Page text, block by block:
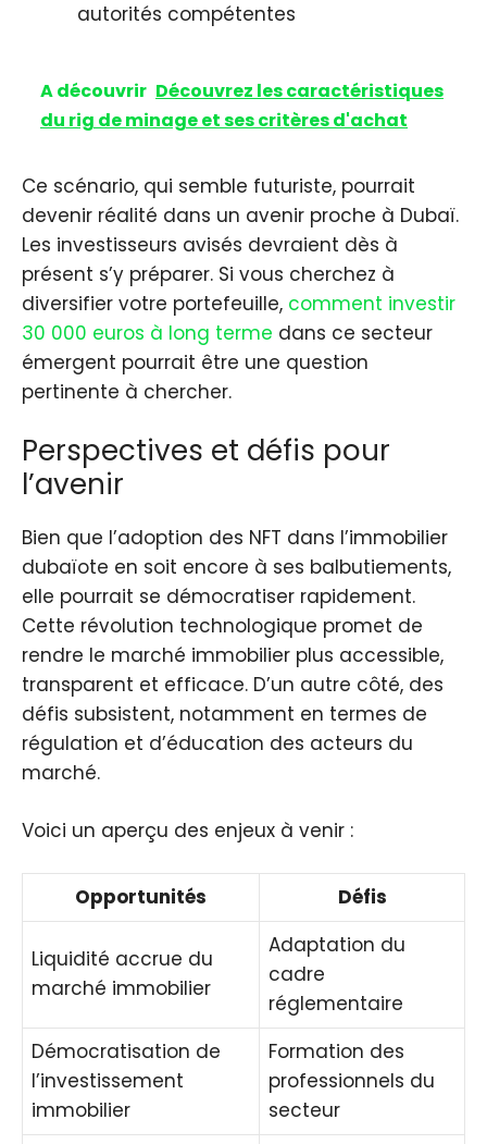
autorités compétentes
A découvrir Découvrez les caractéristiques
du rig de minage et ses critères d'achat
Ce scénario, qui semble futuriste, pourrait
devenir réalité dans un avenir proche à Dubaï.
Les investisseurs avisés devraient dès à
présent s’y préparer. Si vous cherchez à
diversifier votre portefeuille, comment investir
30 000 euros à long terme dans ce secteur
émergent pourrait être une question
pertinente à chercher.
Perspectives et défis pour
l’avenir
Bien que l’adoption des NFT dans l’immobilier
dubaïote en soit encore à ses balbutiements,
elle pourrait se démocratiser rapidement.
Cette révolution technologique promet de
rendre le marché immobilier plus accessible,
transparent et efficace. D’un autre côté, des
défis subsistent, notamment en termes de
régulation et d’éducation des acteurs du
marché.
Voici un aperçu des enjeux à venir :
Opportunités Défis
Liquidité accrue du
marché immobilier
Adaptation du
cadre
réglementaire
Démocratisation de
l’investissement
immobilier
Formation des
professionnels du
secteur